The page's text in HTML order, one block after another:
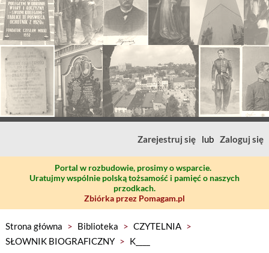
Zarejestruj się lub Zaloguj się
Portal w rozbudowie, prosimy o wsparcie.
Uratujmy wspólnie polską tożsamość i pamięć o naszych
przodkach.
Zbiórka przez Pomagam.pl
Strona główna > Biblioteka > CZYTELNIA >
SŁOWNIK BIOGRAFICZNY > K____